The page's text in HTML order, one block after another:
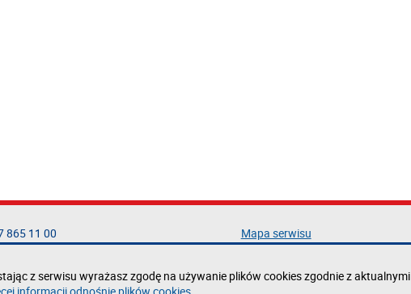
865 11 00
854 12 60
Mapa serwisu
Deklaracja dostępności
Zgłoś błąd na stronie
z serwisu wyrażasz zgodę na używanie plików cookies zgodnie z aktualnymi